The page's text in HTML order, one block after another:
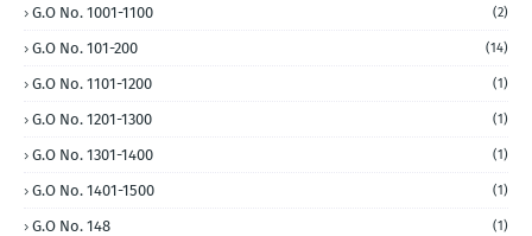
G.O No. 1001-1100 (2)
G.O No. 101-200 (14)
G.O No. 1101-1200 (1)
G.O No. 1201-1300 (1)
G.O No. 1301-1400 (1)
G.O No. 1401-1500 (1)
G.O No. 148 (1)